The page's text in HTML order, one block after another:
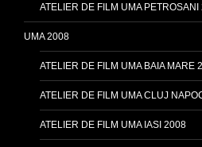
ATELIER DE FILM UMA PETROSANI
UMA 2008
ATELIER DE FILM UMA BAIA MARE
ATELIER DE FILM UMA CLUJ
ATELIER DE FILM UMA IASI 2008